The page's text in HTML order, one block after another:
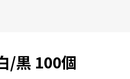
/黒 100個